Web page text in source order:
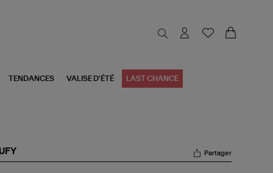
TENDANCES VALISE D'ÉTÉ LAST CHANCE
Partager